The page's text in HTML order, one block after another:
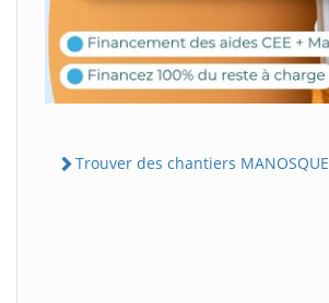
Trouver des chantiers MANOSQUE